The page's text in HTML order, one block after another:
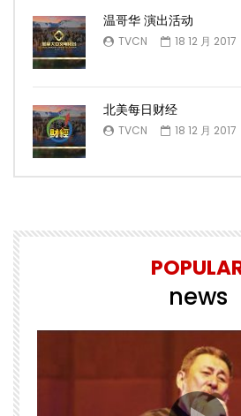
温哥华 演出活动
TVCN 18 12 月 2017
北美每日财经
TVCN 18 12 月 2017
news